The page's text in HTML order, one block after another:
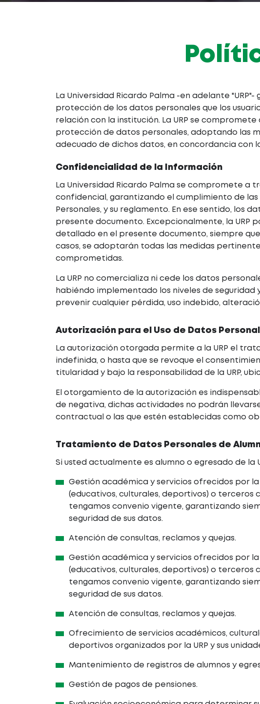
La Universidad Ricardo Palma -en adelante
protección de los datos personales que los
relación con la institución. La URP se
protección de datos personales, adoptando las
adecuado de dichos datos, en concordancia con
Confidencialidad de la Información
La Universidad Ricardo Palma se compromete
confidencial, garantizando el cumplimiento de las
Personales, y su reglamento. En ese sentido, los
presente documento. Excepcionalmente, la
detallado en el presente documento, siempre
casos, se adoptarán todas las medidas
comprometidas.
La URP no comercializa ni cede los datos
habiéndo implementado los niveles de
prevenir cualquier pérdida, uso indebido,
Autorización para el Uso de Datos
La autorización otorgada permite a la URP el
indefinida, o hasta que se revoque el
titularidad y bajo la responsabilidad de la URP,
El otorgamiento de la autorización es
de negativa, dichas actividades no podrán
contractual o las que estén establecidas como
Tratamiento de Datos Personales de
Si usted actualmente es alumno o egresado de la
Gestión académica y servicios ofrecidos por la
(educativos, culturales, deportivos) o terceros
tengamos convenio vigente, garantizando
seguridad de sus datos.
Atención de consultas, reclamos y quejas.
Gestión académica y servicios ofrecidos por la
(educativos, culturales, deportivos) o terceros
tengamos convenio vigente, garantizando
seguridad de sus datos.
Atención de consultas, reclamos y quejas.
Ofrecimiento de servicios académicos,
deportivos organizados por la URP y sus
Mantenimiento de registros de alumnos y
Gestión de pagos de pensiones.